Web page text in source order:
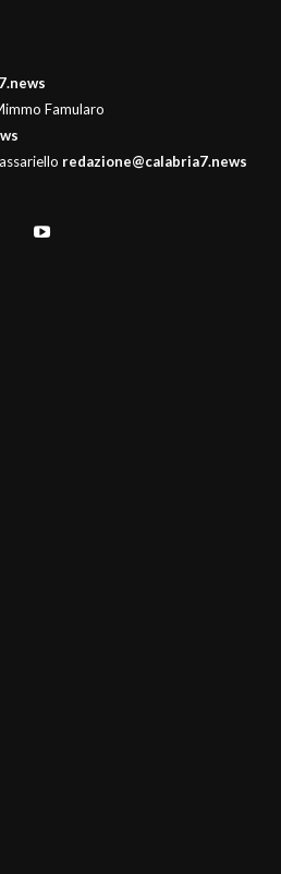
Famularo
redazione@calabria7.news